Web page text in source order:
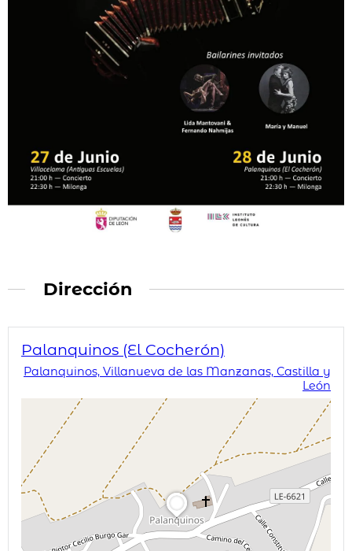
Dirección
Palanquinos (El Cocherón)
Palanquinos, Villanueva de las Manzanas, Castilla y
León